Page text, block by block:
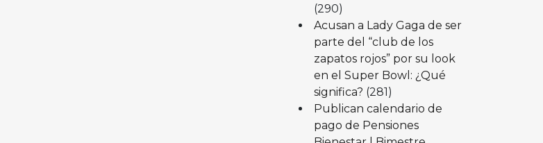
(290)
Acusan a Lady Gaga de ser
parte del “club de los
zapatos rojos” por su look
en el Super Bowl: ¿Qué
significa? (281)
Publican calendario de
pago de Pensiones